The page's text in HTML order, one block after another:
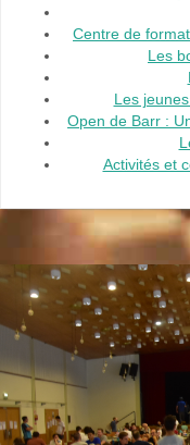
Centre de
Les
Les
Open de Barr :
Activités et